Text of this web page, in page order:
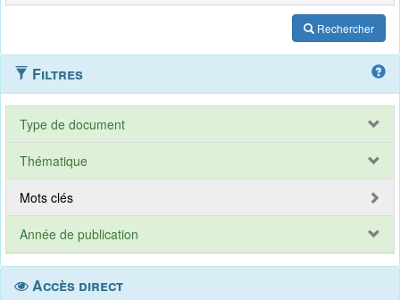
Rechercher
Filtres
Type de document
Thématique
Mots clés
Année de publication
Accès direct